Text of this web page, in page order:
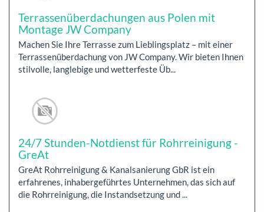
Terrassenüberdachungen aus Polen mit
Montage JW Company
Machen Sie Ihre Terrasse zum Lieblingsplatz – mit einer
Terrassenüberdachung von JW Company. Wir bieten Ihnen
stilvolle, langlebige und wetterfeste Üb...
24/7 Stunden-Notdienst für Rohrreinigung -
GreAt
GreAt Rohrreinigung & Kanalsanierung GbR ist ein
erfahrenes, inhabergeführtes Unternehmen, das sich auf
die Rohrreinigung, die Instandsetzung und ...